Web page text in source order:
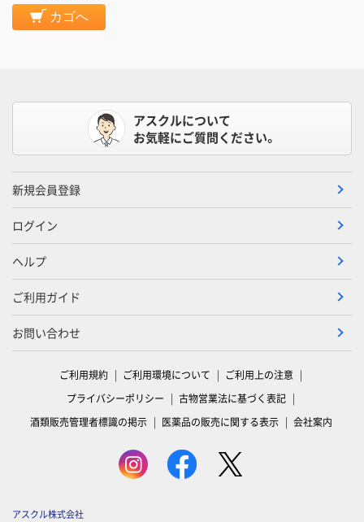
カゴへ
アスクルについて
お気軽にご質問ください。
新規会員登録
ログイン
ヘルプ
ご利用ガイド
お問い合わせ
ご利用規約 ご利用環境について
ご利用上の注意
プライバシーポリシー
古物営業法に基づく表記
酒類販売管理者標識の掲示
医薬品の販売に関する表示 会社案内
アスクル株式会社